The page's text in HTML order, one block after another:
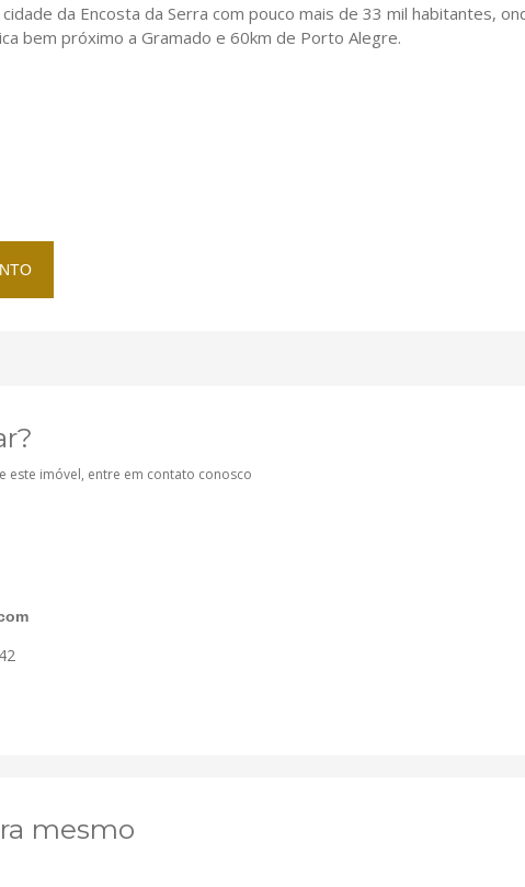
da Encosta da Serra com pouco mais de 33 mil habitantes,
bem próximo a Gramado e 60km de Porto Alegre.
este imóvel, entre em contato conosco
mesmo